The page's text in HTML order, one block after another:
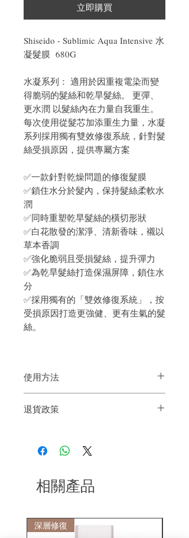
立即購買
Shiseido - Sublimic Aqua Intensive 水
凝髮膜 680G
水凝系列： 適用於因重複電染而變
得脆弱的髮絲和乾旱髮絲。 更彈、
更水潤 以髮絲內在力量自我重生。
每次使用從髮芯加添重生力量，水凝
系列採用獨有雙效修復系統，針對髮
絲受損原因，提供專屬方案
✅一款針對乾燥問題的修復髮膜
✅鎖住水分於髮內，保持髮絲柔軟水
潤
✅同時重塑乾旱髮絲的橫切形狀
✅白花散發的潔淨、清新香味，襯以
草本香調
✅強化脆弱且受損髮絲，提升彈力
✅為乾旱髮絲打造保濕屏障，鎖住水
分
✅採用獨有的「雙效修復系統」，按
受損原因打造更強健、更有生氣的髮
絲。
使用方法
水.
退貨政策
到我們的產品後的前7天內通過電子郵件
相關產品
深層修復